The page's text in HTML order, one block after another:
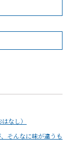
なし）
そんなに味が違うも